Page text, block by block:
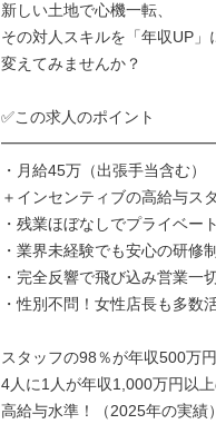
新しい土地で心機一転、
その対人スキルを「年収UP」
変えてみませんか？
✅この求人のポイント
・月給45万（出張手当含む）
＋インセンティブの高給与ス
・残業ほぼなしでプライベー
・業界未経験でも安心の研修
・完全反響で飛び込み営業一
・性別不問！女性店長も多数
スタッフの98％が年収500万円
4人に1人が年収1,000万円以
高給与水準！（2025年の実績）